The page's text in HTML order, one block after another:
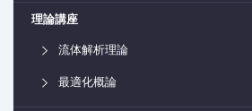
理論講座
流体解析理論
最適化概論